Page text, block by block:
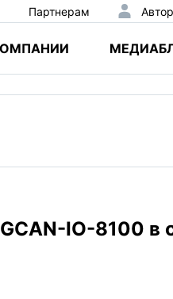
Партнерам
IO-8100 в